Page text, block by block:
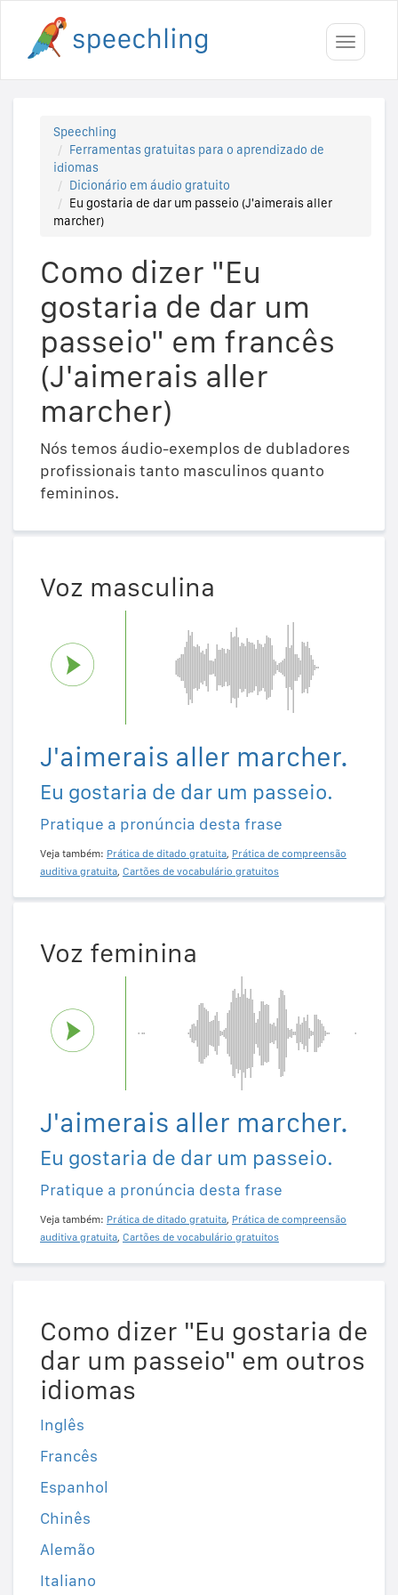
Toggle
Speechling
Ferramentas gratuitas para o aprendizado de
idiomas
Dicionário em áudio gratuito
Eu gostaria de dar um passeio (J'aimerais aller
marcher)
Como dizer "Eu
gostaria de dar um
passeio" em francês
(J'aimerais aller
marcher)
Nós temos áudio-exemplos de dubladores
profissionais tanto masculinos quanto
femininos.
Voz masculina
J'aimerais aller marcher.
Eu gostaria de dar um passeio.
Pratique a pronúncia desta frase
Veja também: Prática de ditado gratuita, Prática de compreensão
auditiva gratuita, Cartões de vocabulário gratuitos
Voz feminina
J'aimerais aller marcher.
Eu gostaria de dar um passeio.
Pratique a pronúncia desta frase
Veja também: Prática de ditado gratuita, Prática de compreensão
auditiva gratuita, Cartões de vocabulário gratuitos
Como dizer "Eu gostaria de
dar um passeio" em outros
idiomas
Inglês
Francês
Espanhol
Chinês
Alemão
Italiano